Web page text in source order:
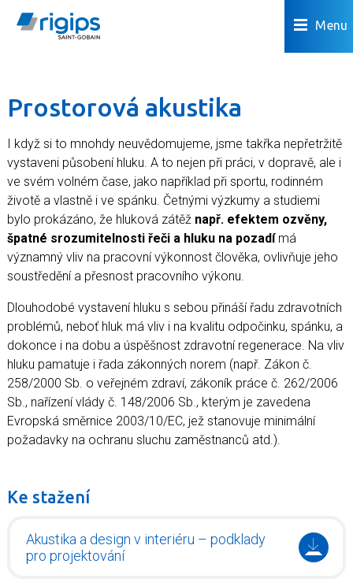
Menu
Prostorová akustika
I když si to mnohdy neuvědomujeme, jsme takřka nepřetržitě
vystaveni působení hluku. A to nejen při práci, v dopravě, ale i
ve svém volném čase, jako například při sportu, rodinném
životě a vlastně i ve spánku. Četnými výzkumy a studiemi
bylo prokázáno, že hluková zátěž např. efektem ozvěny,
špatné srozumitelnosti řeči a hluku na pozadímá
významný vliv na pracovní výkonnost člověka, ovlivňuje jeho
soustředění a přesnost pracovního výkonu.
Dlouhodobé vystavení hluku s sebou přináší řadu zdravotních
problémů, neboť hluk má vliv i na kvalitu odpočinku, spánku, a
dokonce i na dobu a úspěšnost zdravotní regenerace. Na vliv
hluku pamatuje i řada zákonných norem (např. Zákon č.
258/2000 Sb. o veřejném zdraví, zákoník práce č. 262/2006
Sb., nařízení vlády č. 148/2006 Sb., kterým je zavedena
Evropská směrnice 2003/10/EC, jež stanovuje minimální
požadavky na ochranu sluchu zaměstnanců atd.).
Ke stažení
Akustika a design v interiéru – podklady
pro projektování